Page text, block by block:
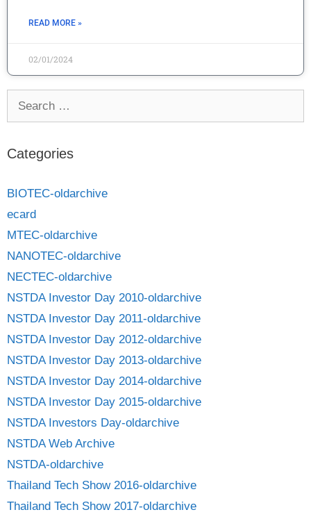
READ MORE »
02/01/2024
Categories
BIOTEC-oldarchive
ecard
MTEC-oldarchive
NANOTEC-oldarchive
NECTEC-oldarchive
NSTDA Investor Day 2010-oldarchive
NSTDA Investor Day 2011-oldarchive
NSTDA Investor Day 2012-oldarchive
NSTDA Investor Day 2013-oldarchive
NSTDA Investor Day 2014-oldarchive
NSTDA Investor Day 2015-oldarchive
NSTDA Investors Day-oldarchive
NSTDA Web Archive
NSTDA-oldarchive
Thailand Tech Show 2016-oldarchive
Thailand Tech Show 2017-oldarchive